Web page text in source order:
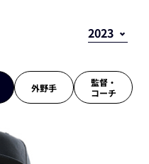
外野手
監督・
コーチ